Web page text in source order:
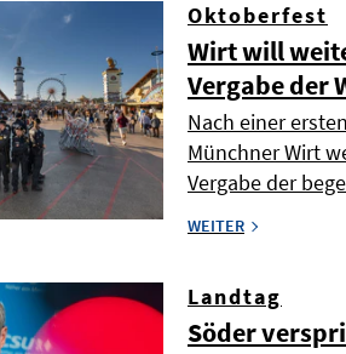
Oktoberfest
Wirt will
Vergabe der
Nach einer
Münchner Wirt
Vergabe der
WEITER
Landtag
Söder